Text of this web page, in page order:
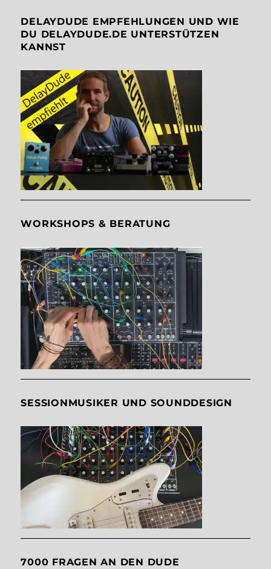
DELAYDUDE EMPFEHLUNGEN UND WIE
DU DELAYDUDE.DE UNTERSTÜTZEN
KANNST
WORKSHOPS & BERATUNG
SESSIONMUSIKER UND SOUNDDESIGN
7000 FRAGEN AN DEN DUDE